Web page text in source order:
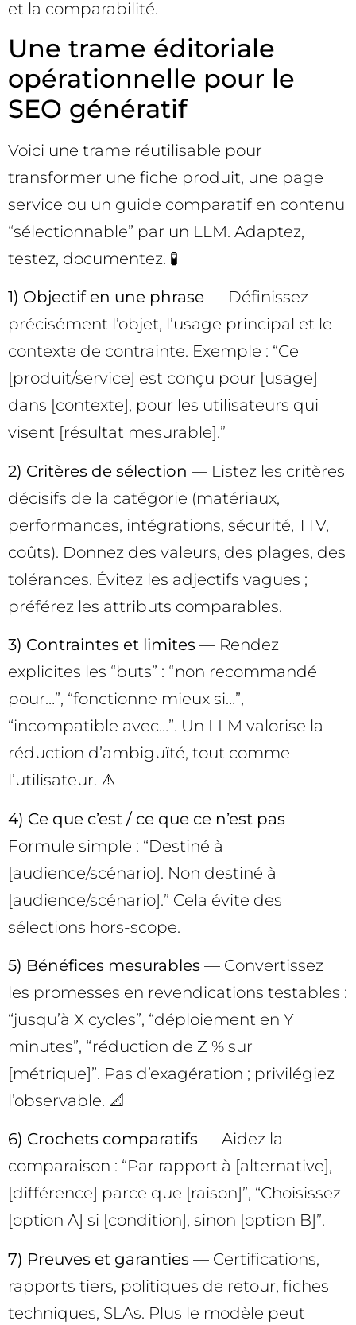
et la comparabilité.
Une trame éditoriale
opérationnelle pour le
SEO génératif
Voici une trame réutilisable pour
transformer une fiche produit, une page
service ou un guide comparatif en contenu
“sélectionnable” par un LLM. Adaptez,
testez, documentez. 🧪
1) Objectif en une phrase — Définissez
précisément l’objet, l’usage principal et le
contexte de contrainte. Exemple : “Ce
[produit/service] est conçu pour [usage]
dans [contexte], pour les utilisateurs qui
visent [résultat mesurable].”
2) Critères de sélection — Listez les critères
décisifs de la catégorie (matériaux,
performances, intégrations, sécurité, TTV,
coûts). Donnez des valeurs, des plages, des
tolérances. Évitez les adjectifs vagues ;
préférez les attributs comparables.
3) Contraintes et limites — Rendez
explicites les “buts” : “non recommandé
pour…”, “fonctionne mieux si…”,
“incompatible avec…”. Un LLM valorise la
réduction d’ambiguïté, tout comme
l’utilisateur. ⚠️
4) Ce que c’est / ce que ce n’est pas —
Formule simple : “Destiné à
[audience/scénario]. Non destiné à
[audience/scénario].” Cela évite des
sélections hors-scope.
5) Bénéfices mesurables — Convertissez
les promesses en revendications testables :
“jusqu’à X cycles”, “déploiement en Y
minutes”, “réduction de Z % sur
[métrique]”. Pas d’exagération ; privilégiez
l’observable. 📐
6) Crochets comparatifs — Aidez la
comparaison : “Par rapport à [alternative],
[différence] parce que [raison]”, “Choisissez
[option A] si [condition], sinon [option B]”.
7) Preuves et garanties — Certifications,
rapports tiers, politiques de retour, fiches
techniques, SLAs. Plus le modèle peut